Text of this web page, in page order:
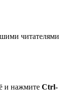
читателями
и нажмите Ctrl-